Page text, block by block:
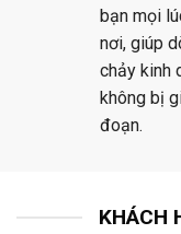
bạn mọi
nơi, giúp
chảy kinh
không bị
đoạn.
KHÁCH